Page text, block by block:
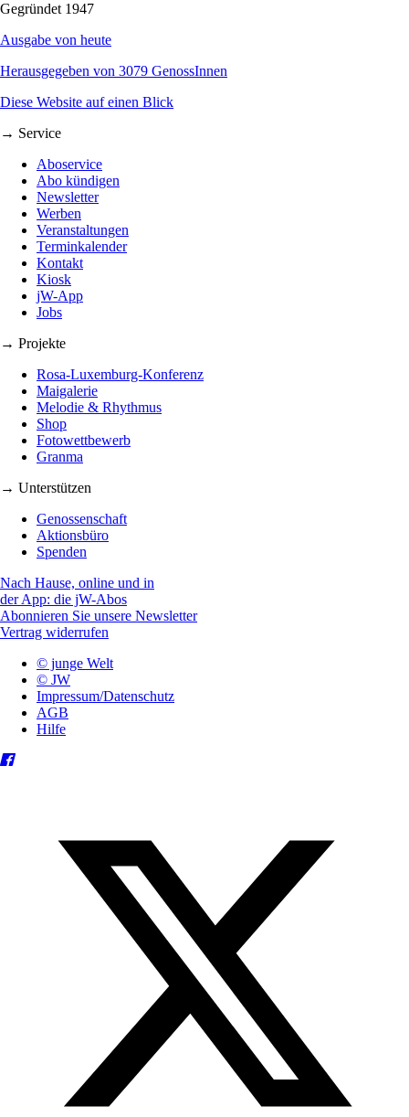
Gegründet 1947
Ausgabe von heute
Herausgegeben von 3079 GenossInnen
Diese Website auf einen Blick
→ Service
Aboservice
Abo kündigen
Newsletter
Werben
Veranstaltungen
Terminkalender
Kontakt
Kiosk
jW-App
Jobs
→ Projekte
Rosa-Luxemburg-Konferenz
Maigalerie
Melodie & Rhythmus
Shop
Fotowettbewerb
Granma
→ Unterstützen
Genossenschaft
Aktionsbüro
Spenden
Nach Hause, online und in
der App: die jW-Abos
Abonnieren Sie unsere Newsletter
Vertrag widerrufen
© junge Welt
© JW
Impressum/Datenschutz
AGB
Hilfe